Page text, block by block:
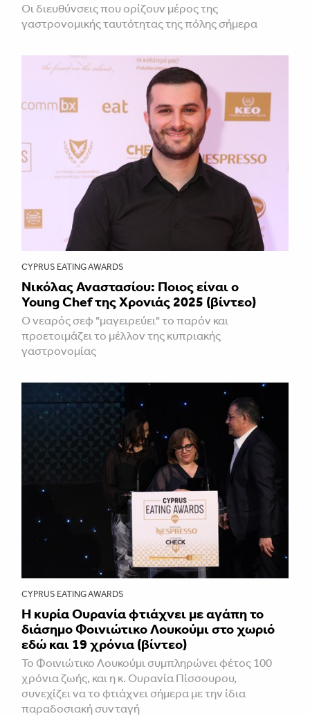
Οι διευθύνσεις που ορίζουν μέρος της
γαστρονομικής ταυτότητας της πόλης σήμερα
CYPRUS EATING AWARDS
Νικόλας Αναστασίου: Ποιος είναι ο
Young Chef της Χρονιάς 2025 (βίντεο)
Ο νεαρός σεφ "μαγειρεύει" το παρόν και
προετοιμάζει το μέλλον της κυπριακής
γαστρονομίας
CYPRUS EATING AWARDS
Η κυρία Ουρανία φτιάχνει με αγάπη το
διάσημο Φοινιώτικο Λουκούμι στο χωριό
εδώ και 19 χρόνια (βίντεο)
Το Φοινιώτικο Λουκούμι συμπληρώνει φέτος 100
χρόνια ζωής, και η κ. Ουρανία Πίσσουρου,
συνεχίζει να το φτιάχνει σήμερα με την ίδια
παραδοσιακή συνταγή